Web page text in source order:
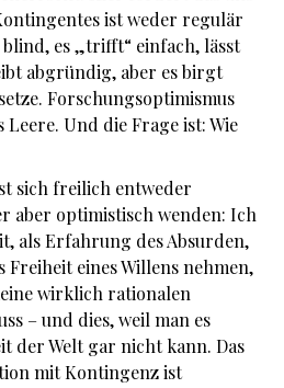
ist weder regulär
es „trifft“ einfach, lässt
abgründig, aber es birgt
Forschungsoptimismus
Und die Frage ist: Wie
sich freilich entweder
aber optimistisch wenden: Ich
als Erfahrung des Absurden,
Freiheit eines Willens nehmen,
wirklich rationalen
– und dies, weil man es
der Welt gar nicht kann. Das
mit Kontingenz ist